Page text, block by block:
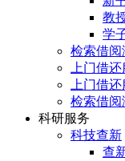
教
学
检索借阅
上门借
上门借
检索借阅
科研服务
科技查新
查